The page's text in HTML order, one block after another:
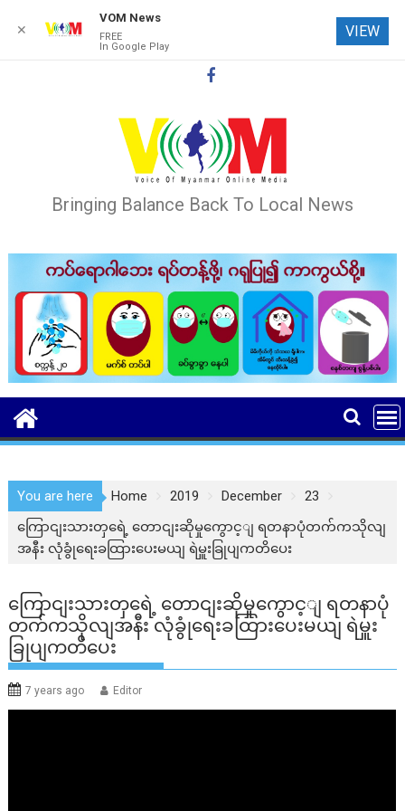
Bringing Balance Back To Local News
You are here Home 2019 December
23
ကြောငျးသားတှရေဲ့ တောငျးဆိုမှုကွောင့ျ ရတနာပုံတက်ကသိုလျ
အနီး လုံခွုံရေးခထြားပေးမယျ ရဲမှူးခြုပျကတိပေး
ကြောငျးသားတှရေဲ့ တောငျးဆိုမှုကွောင့ျ ရတနာပုံ
တက်ကသိုလျအနီး လုံခွုံရေးခထြားပေးမယျ ရဲမှူး
ခြုပျကတိပေး
7 years ago Editor
✕
VOM News
FREE
In Google Play
VIEW